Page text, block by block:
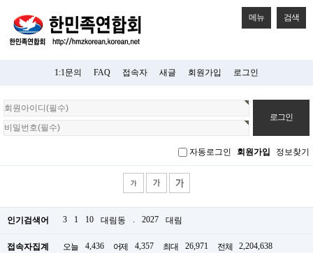
메뉴 검색
1:1문의 FAQ 접속자 새글 회원가입 로그인
회
원
로
자동로그인 회원가입 정보찾기
인기검색어 3 1 10 대림동 . 2027 대림
접속자집계 오늘 4,436 어제 4,357 최대 26,971 전체 2,204,638